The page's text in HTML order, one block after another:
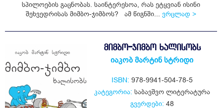
სპილოების გაცნობას. საინტერესოა, რას ეტყვიან ისინი
შეხვედრისას მიმბო-ჯიმბოს? ამ წიგნში... ვრცლად >
ᲛᲘᲛᲑᲝ-ᲯᲘᲛᲑᲝ ᲮᲐᲚᲘᲡᲝᲑᲡ
იაკობ მარტინ სტრიდი
ISBN: 978-9941-504-78-5
კატეგორია: საბავშვო ლიტერატურა
გვერდები: 48